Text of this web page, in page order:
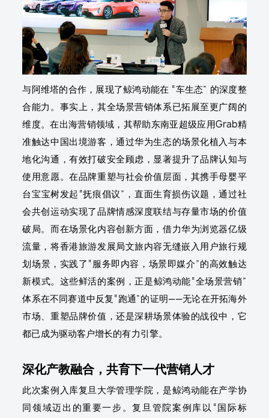
与阿维塔的合作，展现了鲸鸿动能在 “车生态” 的深度整
合能力。事实上，其全场景营销体系已拓展至更广阔的
维度。在出海营销领域，其帮助东南亚超级应用Grab精
准触达中国出境游客，通过华为生态的场景化植入与本
地化沟通，有效打破安全顾虑，显著提升了品牌认知与
使用意愿。在品牌重塑与社会价值层面，其携手母婴平
台宝宝树发起“抚痕倡议”，直面生育损伤议题，通过社
会共创运动实现了品牌情感深度联结与存量市场的价值
破局。而在场景化内容创新方面，借力华为浏览器亿级
流量，将香港旅游发展局文旅内容无缝嵌入用户旅行规
划场景，实践了“服务即内容，场景即媒介”的高效触达
新模式。这些鲜活的案例，正是鲸鸿动能“全场景营销”
体系在不同赛道中反复“跑通”的证明——无论在开拓海外
市场、重塑品牌价值，还是深耕场景体验的战役中，它
都已成为驱动客户增长的有力引擎。
深化产教融合，共育下一代营销人才
此次案例入库复旦大学管理学院，是鲸鸿动能在产学协
同领域迈出的重要一步。复旦管院案例库以“国际标